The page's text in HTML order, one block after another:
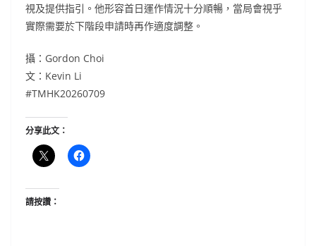
視及提供指引。他形容首日運作情況十分順暢，當局會視乎
實際需要於下階段申請時再作適度調整。
攝：Gordon Choi
文：Kevin Li
#TMHK20260709
分享此文：
請按讚：